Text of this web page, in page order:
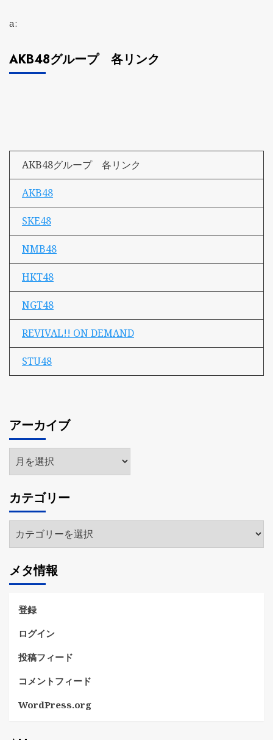
a:
AKB48グループ 各リンク
AKB48グループ 各リンク
AKB48
SKE48
NMB48
HKT48
NGT48
REVIVAL!! ON DEMAND
STU48
アーカイブ
ア
ー
イ
ブ
カテゴリー
テ
リ
ー
メタ情報
登録
ログイン
投稿フィード
コメントフィード
WordPress.org